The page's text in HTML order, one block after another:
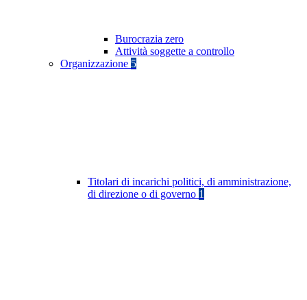
Burocrazia zero
Attività soggette a controllo
Organizzazione 5
Titolari di incarichi politici, di amministrazione,
di direzione o di governo 1